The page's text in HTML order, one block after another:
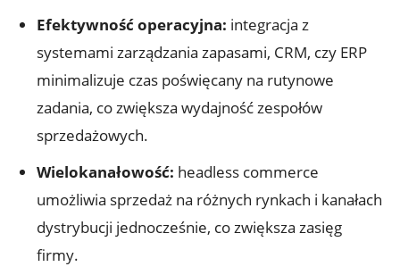
Efektywność operacyjna: integracja‌ z
systemami zarządzania zapasami, CRM, czy ERP ​
minimalizuje czas poświęcany na rutynowe
zadania, co zwiększa ‌wydajność‌ zespołów
sprzedażowych.
Wielokanałowość: headless commerce
umożliwia sprzedaż na różnych rynkach i kanałach⁢
dystrybucji jednocześnie, co zwiększa zasięg
firmy.